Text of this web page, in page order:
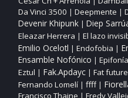
Da Vinci 3500 | Deepmente |
Devenir Khipunk| Diep
Eleazar Herrera | El lazo
Emilio Ocelotl | Endofobia |
Ensamble Nofónico |
Eztul | Fak.Apdayc| Fat future
Fernando Lomelí| ffff|
Francisco Thaine | Fredy